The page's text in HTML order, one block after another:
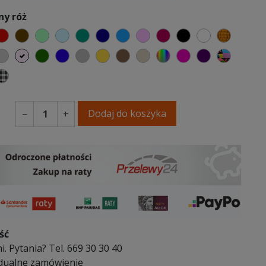
róż
czerwonyczekoladowy
miętowybłękitnyturkusowy
granatowy
niebieski
różowymalinowy
czarnybiałyzłoty
szary
jasnoszary
jasny różbutelkowa zieleń
ciemno niebieski
szarymusztardowy
brązowy
beżowywybór koloru
fuksjafioletowy
Kratka
− + Dodaj do koszyka
Pytania? Tel. 669 30 30 40
zamówienie